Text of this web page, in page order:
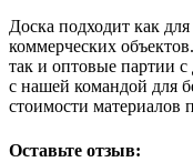
Доска подходит как
коммерческих
так и оптовые партии
с нашей командой для
стоимости материалов
Оставьте отзыв: